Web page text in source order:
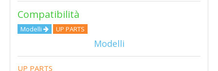
Compatibilità
Modelli UP PARTS
Modelli
UP PARTS